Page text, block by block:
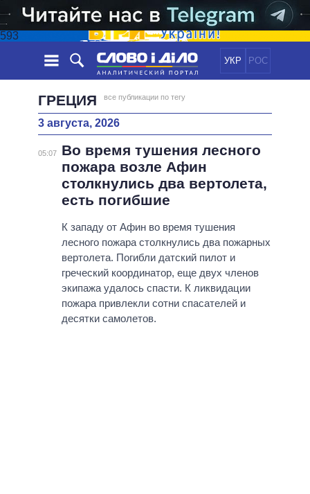
593
УКР РОС
НОВОСТИ
ЛЕНТА
СОБЫТИЯ
СТАТЬИ
МНЕНИЯ
ДАЙДЖЕСТЫ
ЭКОНОМИКА
ОБЩЕСТВО
МИР
ПОЛИТИКИ
ВСЕ ПОЛИТИКИ
ВЕРХОВНАЯ РАДА
КАБИНЕТ МИНИСТРОВ
ГЛАВЫ ОБЛАДМИНИСТРАЦИЙ
МЭРЫ
ВСЕ ПЕРСОНЫ
ИНФОГРАФИКА
ПОДДЕРЖАТЬ
СРАВНЕНИЕ ПОЛИТИКОВ
ГРЕЦИЯ все публикации по тегу
3 августа, 2026
05:07
Во время тушения лесного
пожара возле Афин
столкнулись два вертолета,
есть погибшие
К западу от Афин во время тушения
лесного пожара столкнулись два пожарных
вертолета. Погибли датский пилот и
греческий координатор, еще двух членов
экипажа удалось спасти. К ликвидации
пожара привлекли сотни спасателей и
десятки самолетов.